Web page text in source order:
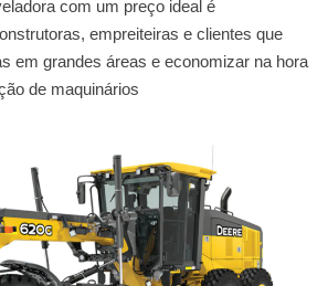
com um preço ideal é
empreiteiras e clientes que
em grandes áreas e economizar na hora
de maquinários